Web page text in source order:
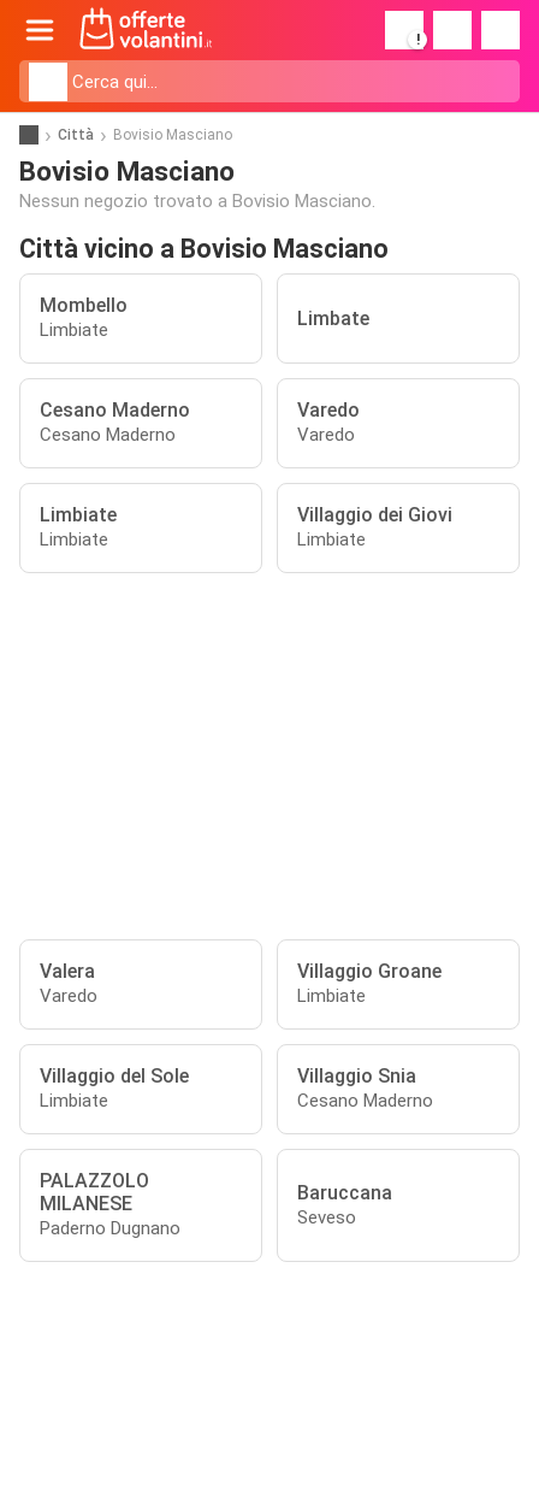
!
Città Bovisio Masciano
Bovisio Masciano
Nessun negozio trovato a Bovisio Masciano.
Città vicino a Bovisio Masciano
Mombello
Limbiate Limbate
Cesano Maderno
Cesano Maderno
Varedo
Varedo
Limbiate
Limbiate
Villaggio dei Giovi
Limbiate
Valera
Varedo
Villaggio Groane
Limbiate
Villaggio del Sole
Limbiate
Villaggio Snia
Cesano Maderno
PALAZZOLO
MILANESE
Paderno Dugnano
Baruccana
Seveso